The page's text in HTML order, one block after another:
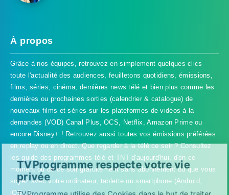
À propos
Grâce à nos équipes, retrouvez en simplement quelques clics
toute l'actualité des audiences, feuilletons quotidiens, émissions,
films, séries, cinéma, dernières news télé et bien plus comme les
dernières ou prochaines sorties (calendrier & catalogue) de
nouveaux films et séries sur les plateformes de vidéos à la
demandes (VOD) Canal Plus, OCS, Netflix, Amazon Prime ou
encore Disney+ ! Retrouvez aussi toutes vos émissions préférées
en replay ou en direct. Que regarder à la télé ce soir ? Consultez
les guide des programmes télé et TNT d'aujourd'hui, d'en ce
moment ou de ce soir gratuitement sans abonnement où que vous
soyez avec votre ordinateur, tablette ou smartphone (Android,
iOS...).
TVProgramme respecte votre vie
privée